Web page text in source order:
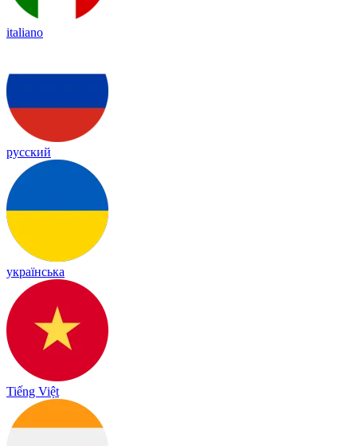
italiano
русский
українська
Tiếng Việt